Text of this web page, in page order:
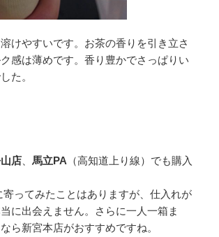
けやすいです。お茶の香りを引き立さ
感は薄めです。香り豊かでさっぱりい
た。
店 馬立PA （高知道上り線）でも購入
寄ってみたことはありますが、仕入れが
に出会えません。さらに一人一箱ま
ら新宮本店がおすすめですね。